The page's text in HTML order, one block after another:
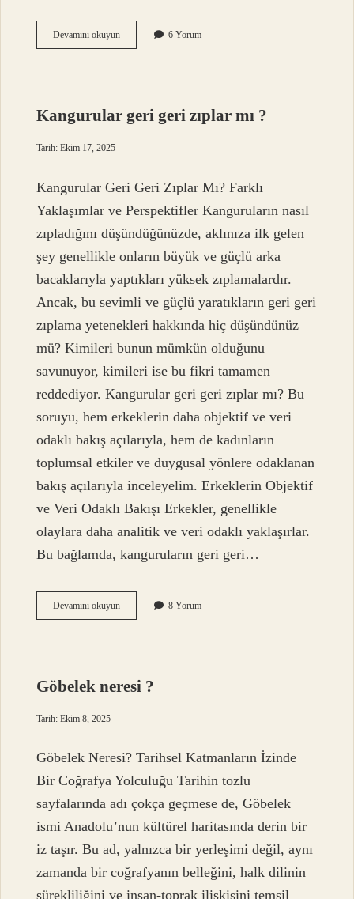
Devamını okuyunKoful
ve
6 Yorum
Kangurular geri geri zıplar mı ?
Tarih: Ekim 17, 2025
Kangurular Geri Geri Zıplar Mı? Farklı
Yaklaşımlar ve Perspektifler Kanguruların nasıl
zıpladığını düşündüğünüzde, aklınıza ilk gelen
şey genellikle onların büyük ve güçlü arka
bacaklarıyla yaptıkları yüksek zıplamalardır.
Ancak, bu sevimli ve güçlü yaratıkların geri geri
zıplama yetenekleri hakkında hiç düşündünüz
mü? Kimileri bunun mümkün olduğunu
savunuyor, kimileri ise bu fikri tamamen
reddediyor. Kangurular geri geri zıplar mı? Bu
soruyu, hem erkeklerin daha objektif ve veri
odaklı bakış açılarıyla, hem de kadınların
toplumsal etkiler ve duygusal yönlere odaklanan
bakış açılarıyla inceleyelim. Erkeklerin Objektif
ve Veri Odaklı Bakışı Erkekler, genellikle
olaylara daha analitik ve veri odaklı yaklaşırlar.
Bu bağlamda, kanguruların geri geri…
Devamını okuyunKangurular
geri
8 Yorum
Göbelek neresi ?
Tarih: Ekim 8, 2025
Göbelek Neresi? Tarihsel Katmanların İzinde
Bir Coğrafya Yolculuğu Tarihin tozlu
sayfalarında adı çokça geçmese de, Göbelek
ismi Anadolu’nun kültürel haritasında derin bir
iz taşır. Bu ad, yalnızca bir yerleşimi değil, aynı
zamanda bir coğrafyanın belleğini, halk dilinin
sürekliliğini ve insan-toprak ilişkisini temsil